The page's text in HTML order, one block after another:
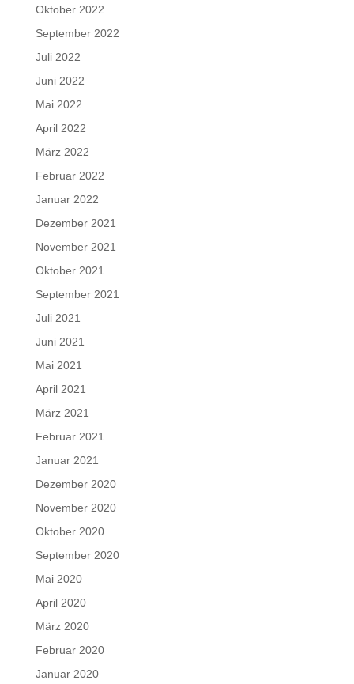
Oktober 2022
September 2022
Juli 2022
Juni 2022
Mai 2022
April 2022
März 2022
Februar 2022
Januar 2022
Dezember 2021
November 2021
Oktober 2021
September 2021
Juli 2021
Juni 2021
Mai 2021
April 2021
März 2021
Februar 2021
Januar 2021
Dezember 2020
November 2020
Oktober 2020
September 2020
Mai 2020
April 2020
März 2020
Februar 2020
Januar 2020